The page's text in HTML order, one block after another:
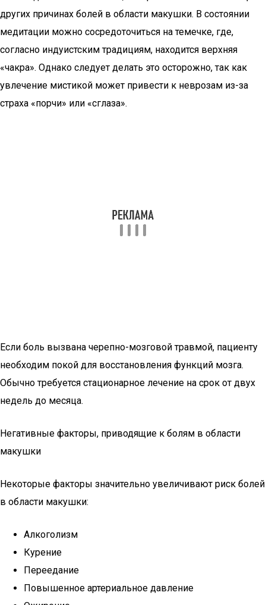
других причинах болей в области макушки. В состоянии
медитации можно сосредоточиться на темечке, где,
согласно индуистским традициям, находится верхняя
«чакра». Однако следует делать это осторожно, так как
увлечение мистикой может привести к неврозам из-за
страха «порчи» или «сглаза».
Если боль вызвана черепно-мозговой травмой, пациенту
необходим покой для восстановления функций мозга.
Обычно требуется стационарное лечение на срок от двух
недель до месяца.
Негативные факторы, приводящие к болям в области
макушки
Некоторые факторы значительно увеличивают риск болей
в области макушки:
Алкоголизм
Курение
Переедание
Повышенное артериальное давление